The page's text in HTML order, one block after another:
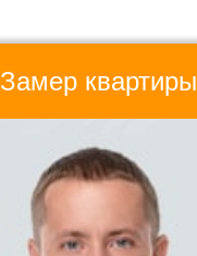
Замер квартиры